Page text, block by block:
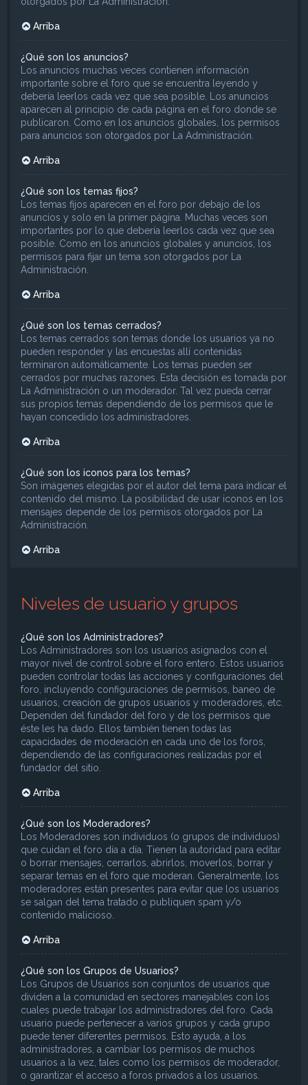
Arriba
¿Qué son los anuncios?
Los anuncios muchas veces contienen información
importante sobre el foro que se encuentra leyendo y
debería leerlos cada vez que sea posible. Los anuncios
aparecen al principio de cada página en el foro donde se
publicaron. Como en los anuncios globales, los permisos
para anuncios son otorgados por La Administración.
Arriba
¿Qué son los temas fijos?
Los temas fijos aparecen en el foro por debajo de los
anuncios y solo en la primer página. Muchas veces son
importantes por lo que debería leerlos cada vez que sea
posible. Como en los anuncios globales y anuncios, los
permisos para fijar un tema son otorgados por La
Administración.
Arriba
¿Qué son los temas cerrados?
Los temas cerrados son temas donde los usuarios ya no
pueden responder y las encuestas allí contenidas
terminaron automáticamente. Los temas pueden ser
cerrados por muchas razones. Esta decisión es tomada por
La Administración o un moderador. Tal vez pueda cerrar
sus propios temas dependiendo de los permisos que le
hayan concedido los administradores.
Arriba
¿Qué son los iconos para los temas?
Son imágenes elegidas por el autor del tema para indicar el
contenido del mismo. La posibilidad de usar iconos en los
mensajes depende de los permisos otorgados por La
Administración.
Arriba
Niveles de usuario y grupos
¿Qué son los Administradores?
Los Administradores son los usuarios asignados con el
mayor nivel de control sobre el foro entero. Estos usuarios
pueden controlar todas las acciones y configuraciones del
foro, incluyendo configuraciones de permisos, baneo de
usuarios, creación de grupos usuarios y moderadores, etc.
Dependen del fundador del foro y de los permisos que
éste les ha dado. Ellos también tienen todas las
capacidades de moderación en cada uno de los foros,
dependiendo de las configuraciones realizadas por el
fundador del sitio.
Arriba
¿Qué son los Moderadores?
Los Moderadores son individuos (o grupos de individuos)
que cuidan el foro día a día. Tienen la autoridad para editar
o borrar mensajes, cerrarlos, abrirlos, moverlos, borrar y
separar temas en el foro que moderan. Generalmente, los
moderadores están presentes para evitar que los usuarios
se salgan del tema tratado o publiquen spam y/o
contenido malicioso.
Arriba
¿Qué son los Grupos de Usuarios?
Los Grupos de Usuarios son conjuntos de usuarios que
dividen a la comunidad en sectores manejables con los
cuales puede trabajar los administradores del foro. Cada
usuario puede pertenecer a varios grupos y cada grupo
puede tener diferentes permisos. Esto ayuda, a los
administradores, a cambiar los permisos de muchos
usuarios a la vez, tales como los permisos de moderador,
o garantizar el acceso a foros privados a los usuarios.